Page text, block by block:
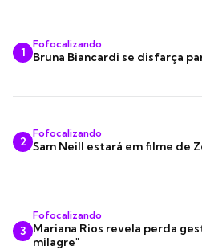
1
Fofocalizando
Bruna Biancardi se disfarça
2
Fofocalizando
Sam Neill estará em filme de
3
Fofocalizando
Mariana Rios revela perda
milagre"